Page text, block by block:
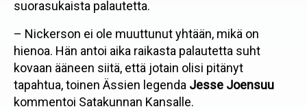
suorasukaista palautetta.
– Nickerson ei ole muuttunut yhtään, mikä on
hienoa. Hän antoi aika raikasta palautetta suht
kovaan ääneen siitä, että jotain olisi pitänyt
tapahtua, toinen Ässien legenda Jesse Joensuu
kommentoi Satakunnan Kansalle.